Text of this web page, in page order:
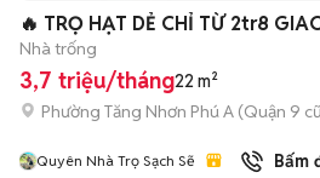
🔥 TRỌ HẠT DẺ CHỈ TỪ 2tr8
Nhà trống
3,7 triệu/tháng22 m²
Phường Tăng Nhơn Phú A (Quận 9
Quyên Nhà Trọ Sạch Sẽ Bấm